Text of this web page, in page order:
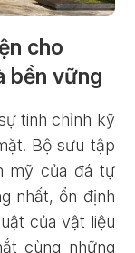
cho
bền vững
tinh chỉnh kỹ
Bộ sưu tập
mỹ của đá tự
nhất, ổn định
của vật liệu
cùng những